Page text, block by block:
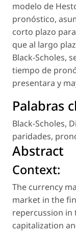
modelo de
pronóstico,
corto plazo
que al largo
Black-Scholes,
tiempo de
presentara y
Palabras
Black-Scholes,
paridades,
Abstract
Context:
The currency
market in the
repercussion in
capitalization